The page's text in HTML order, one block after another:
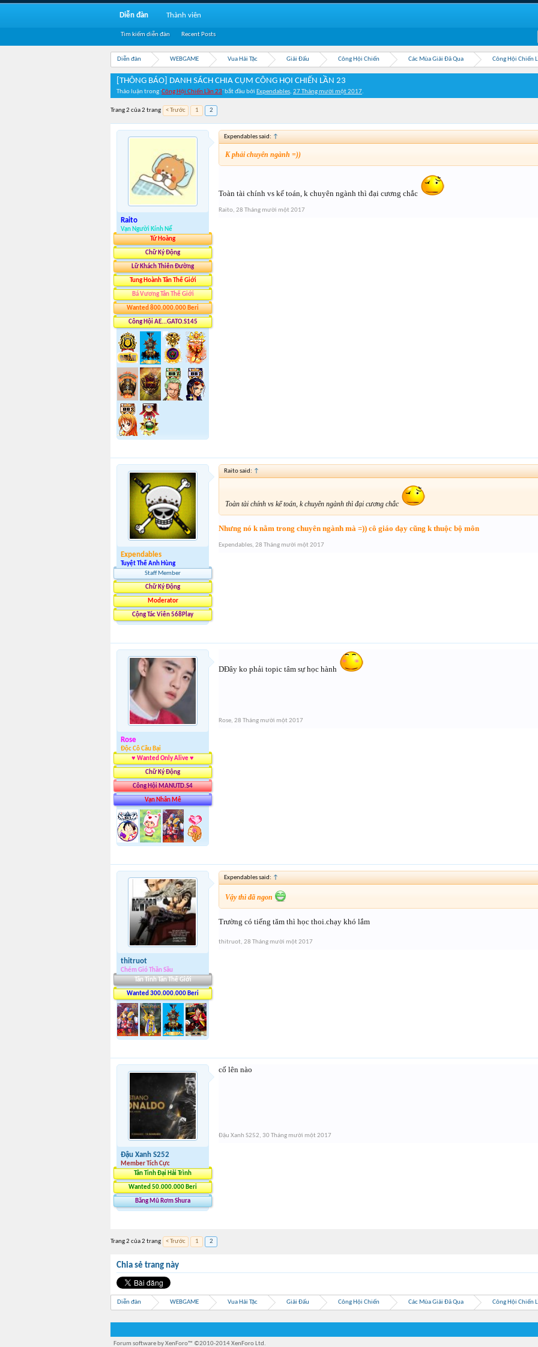
Diễn đàn WEBGAME Vua Hải Tặc Giải Đấu Công Hội Chiến Các Mùa Giải Đã Qua Công Hội Chiến
[THÔNG BÁO] DANH SÁCH CHIA CỤM CÔNG HỘI CHIẾN LẦN 23
Thảo luận trong 'Công Hội Chiến Lần 23' bắt đầu bởi Expendables, 27 Tháng mười một 2017.
Trang 2 của 2 trang < Trước 1 2
Raito
Vạn Người Kính Nể
Tứ Hoàng
Chữ Ký Động
Lữ Khách Thiên Đường
Tung Hoành Tân Thế Giới
Bá Vương Tân Thế Giới
Wanted 800.000.000 Beri
Công Hội AE...GATO.S145
Expendables said: ↑
K phải chuyên ngành =))
Toàn tài chính vs kế toán, k chuyên ngành thì đại cương chắc
Raito, 28 Tháng mười một 2017
Expendables
Tuyệt Thế Anh Hùng
Staff Member
Chữ Ký Động
Moderator
Cộng Tác Viên 568Play
Raito said: ↑
Toàn tài chính vs kế toán, k chuyên ngành thì đại cương chắc
Nhưng nó k nằm trong chuyên ngành mà =)) cô giáo dạy cũng k thuộc bộ môn
Expendables, 28 Tháng mười một 2017
Rose
Độc Cô Cầu Bại
♥ Wanted Only Alive ♥
Chữ Ký Động
Công Hội MANUTD.S4
Vạn Nhân Mê
DĐây ko phải topic tâm sự học hành
Rose, 28 Tháng mười một 2017
thitruot
Chém Gió Thần Sầu
Tân Tinh Tân Thế Giới
Wanted 300.000.000 Beri
Expendables said: ↑
Vậy thì đã ngon
Trường có tiếng tăm thì học thoi.chạy khó lắm
thitruot, 28 Tháng mười một 2017
Đậu Xanh S252
Member Tích Cực
Tân Tinh Đại Hải Trình
Wanted 50.000.000 Beri
Băng Mũ Rơm Shura
cố lên nào
Đậu Xanh S252, 30 Tháng mười một 2017
Trang 2 của 2 trang < Trước 1 2
Chia sẻ trang này
Diễn đàn WEBGAME Vua Hải Tặc Giải Đấu Công Hội Chiến Các Mùa Giải Đã Qua Công Hội Chiến
Diễn đàn
Tìm kiếm diễn đàn Recent Posts
Thành viên
Forum software by XenForo™ ©2010-2014 XenForo Ltd.